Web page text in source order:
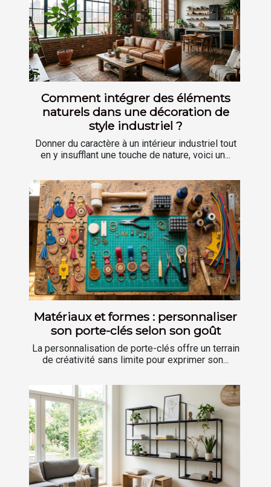
Comment intégrer des éléments
naturels dans une décoration de
style industriel ?
Donner du caractère à un intérieur industriel tout
en y insufflant une touche de nature, voici un...
Matériaux et formes : personnaliser
son porte-clés selon son goût
La personnalisation de porte-clés offre un terrain
de créativité sans limite pour exprimer son...